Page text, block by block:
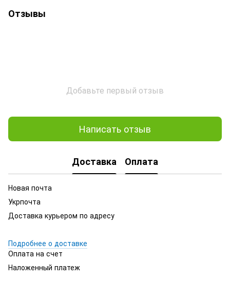
Отзывы
Добавьте первый отзыв
Написать отзыв
Доставка Оплата
Новая почта
Укрпочта
Доставка курьером по адресу
Подробнее о доставке
Оплата на счет
Наложенный платеж